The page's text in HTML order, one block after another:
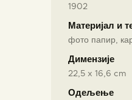
1902
Материјал и
фото папир,
Димензије
22,5 x 16,6 cm
Одељење